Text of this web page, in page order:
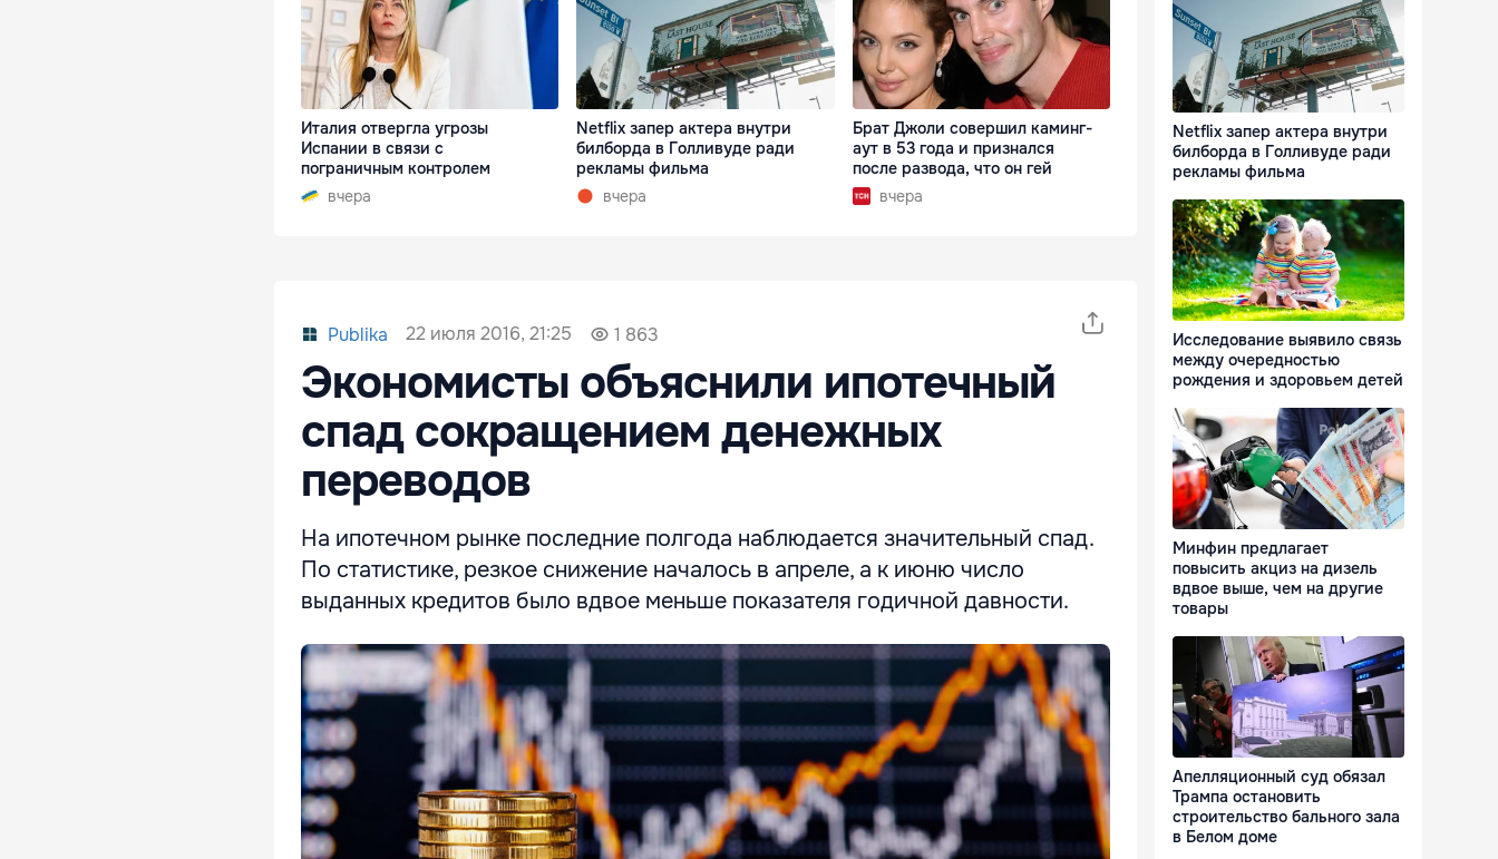
Италия отвергла угрозы
Испании в связи с
пограничным контролем
вчера
Netflix запер актера внутри
билборда в Голливуде ради
рекламы фильма
вчера
Брат Джоли совершил каминг-
аут в 53 года и признался
после развода, что он гей
вчера
Publika 22 июля 2016, 21:25 1 863
Экономисты объяснили ипотечный
спад сокращением денежных
переводов
На ипотечном рынке последние полгода наблюдается значительный спад.
По статистике, резкое снижение началось в апреле, а к июню число
выданных кредитов было вдвое меньше показателя годичной давности.
Netflix запер актера внутри
билборда в Голливуде ради
рекламы фильма
Исследование выявило связь
между очередностью
рождения и здоровьем детей
Минфин предлагает
повысить акциз на дизель
вдвое выше, чем на другие
товары
Апелляционный суд обязал
Трампа остановить
строительство бального зала
в Белом доме